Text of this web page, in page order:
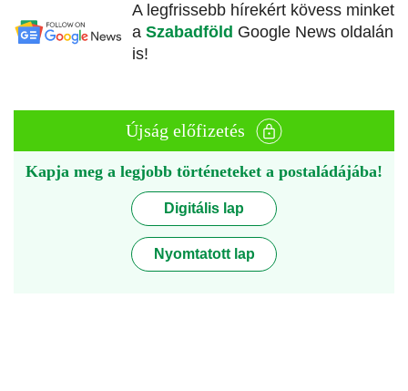
A legfrissebb hírekért kövess minket
a Szabadföld Google News oldalán
is!
Újság előfizetés
Kapja meg a legjobb történeteket a postaládájába!
Digitális lap
Nyomtatott lap